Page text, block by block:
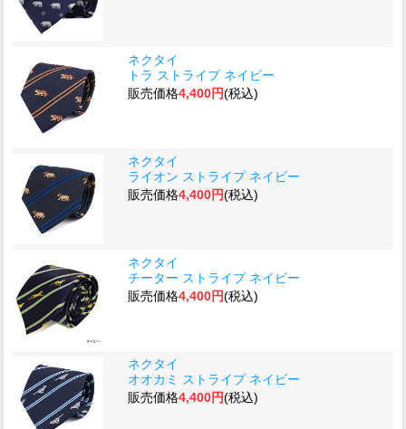
ネクタイ
トラ ストライプ ネイビー
販売価格4,400円(税込)
ネクタイ
ライオン ストライプ ネイビー
販売価格4,400円(税込)
ネクタイ
チーター ストライプ ネイビー
販売価格4,400円(税込)
ネクタイ
オオカミ ストライプ ネイビー
販売価格4,400円(税込)